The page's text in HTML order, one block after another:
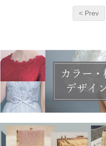
< Prev